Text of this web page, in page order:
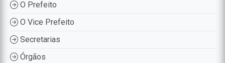
O Prefeito
O Vice Prefeito
Secretarias
Órgãos